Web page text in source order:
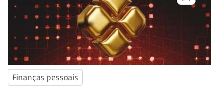
Finanças pessoais